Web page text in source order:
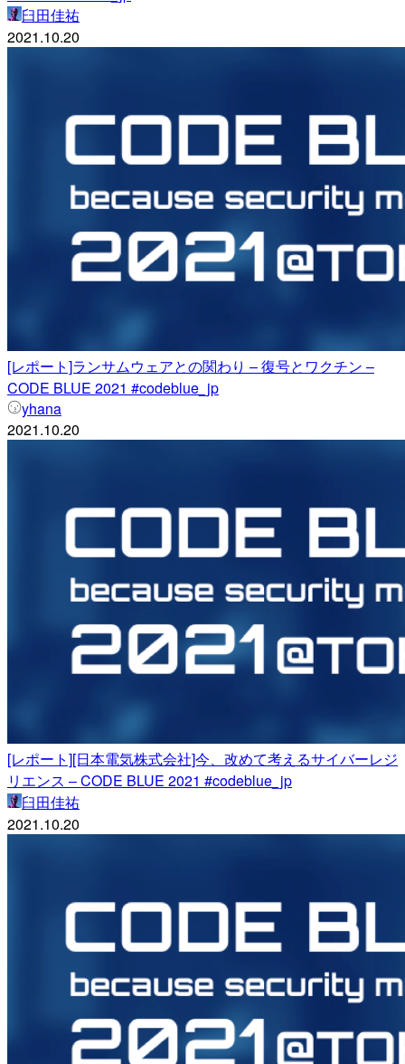
臼田佳祐
2021.10.20
[レポート]ランサムウェアとの関わり – 復号とワクチン –
CODE BLUE 2021 #codeblue_jp
yhana
2021.10.20
[レポート][日本電気株式会社]今、改めて考えるサイバーレジ
リエンス – CODE BLUE 2021 #codeblue_jp
臼田佳祐
2021.10.20